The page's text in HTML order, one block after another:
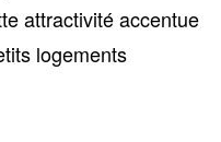
attractivité accentue
logements